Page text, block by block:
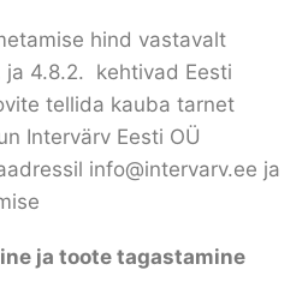
hind vastavalt
ja 4.8.2. kehtivad Eesti
tellida kauba tarnet
Intervärv Eesti OÜ
info@intervarv.ee ja
ja toote tagastamine